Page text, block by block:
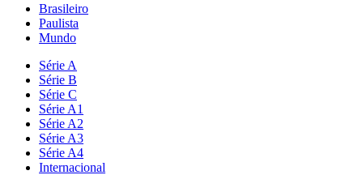
Brasileiro
Paulista
Mundo
Série A
Série B
Série C
Série A1
Série A2
Série A3
Série A4
Internacional